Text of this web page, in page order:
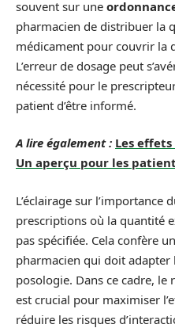
souvent sur une
pharmacien de distribuer la
médicament pour couvrir la
L’erreur de dosage peut
nécessité pour le
patient d’être informé.
A lire également : Les
Un aperçu pour les
L’éclairage sur l’importance
prescriptions où la quantité
pas spécifiée. Cela confère
pharmacien qui doit adapter
posologie. Dans ce cadre, le
est crucial pour maximiser
réduire les risques